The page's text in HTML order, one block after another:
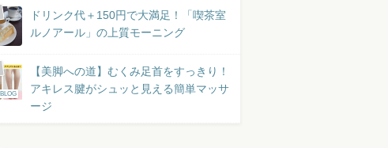
ドリンク代＋150円で大満足！「喫茶室
ルノアール」の上質モーニング
BLOG
【美脚への道】むくみ足首をすっきり！
アキレス腱がシュッと見える簡単マッサ
ージ